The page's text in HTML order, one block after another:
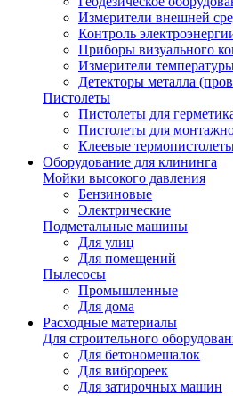
Измерители внешней
Контроль
Приборы визуального
Измерители
Детекторы металла
Пистолеты
Пистолеты для
Пистолеты для
Клеевые
Оборудование для клининга
Мойки высокого давления
Бензиновые
Электрические
Подметальные машины
Для улиц
Для помещений
Пылесосы
Промышленные
Для дома
Расходные материалы
Для строительного
Для бетономешалок
Для виброреек
Для затирочных машин